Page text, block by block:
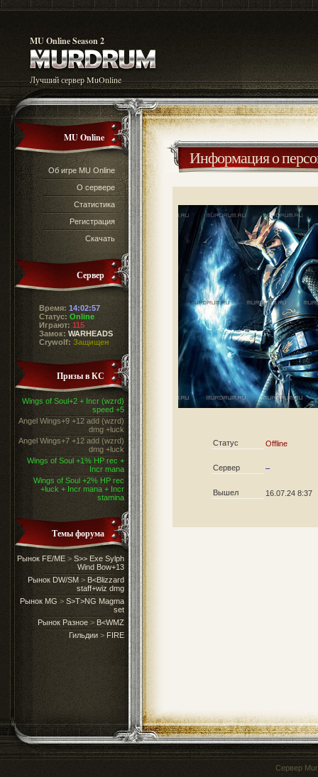
MU Online Season 2
Лучший сервер MuOnline
MU Online
Об игре MU Online
О сервере
Статистика
Регистрация
Скачать
Сервер
Время: 14:02:57
Статус: Online
Играют: 115
Замок: WARHEADS
Crywolf: Защищен
Призы в КС
Wings of Soul+2 + Incr (wzrd)
speed +5
Angel Wings+9 +12 add (wzrd)
dmg +luck
Angel Wings+7 +12 add (wzrd)
dmg +luck
Wings of Soul +1% HP rec +
Incr mana
Wings of Soul +2% HP rec
+luck + Incr mana + Incr
stamina
Темы форума
Рынок FE/ME > S>> Exe Sylph
Wind Bow+13
Рынок DW/SM > B<Blizzard
staff+wiz dmg
Рынок MG > S>T>NG Magma
set
Рынок Разное > B<WMZ
Гильдии > FIRE
Информация о
Статус Offline
Сервер –
Вышел 16.07.24 8:37
Сервер